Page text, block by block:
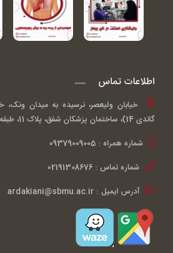
اطلاعات تماس
خیابان ولیعصر، نرسیده به میدان ونک،
گاندی 14)، ساختمان پزشکان شفق، پلاک 11، طبقه اول
شماره همراه : 09379009005
شماره تماس : 02191308676
آدرس ایمیل : ardakiani@sbmu.ac.ir